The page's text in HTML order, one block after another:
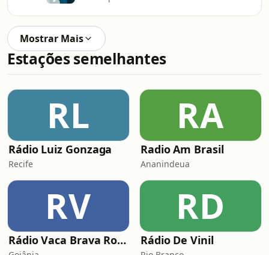
Mostrar Mais
Estações semelhantes
RL
Rádio Luiz Gonzaga
Recife
RA
Radio Am Brasil
Ananindeua
RV
Rádio Vaca Brava Rock
RD
Rádio De Vinil